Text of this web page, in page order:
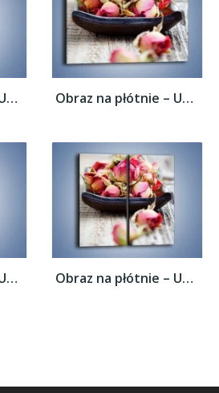
Obraz na płótnie – Ususzone wspomnienia –... Obraz na płótnie – Ususzone wspomnienia –...
Obraz na płótnie – Ususzone wspomnienia –... Obraz na płótnie – Ususzone wspomnienia –...